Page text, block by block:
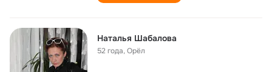
Наталья Шабалова
52 года,Орёл